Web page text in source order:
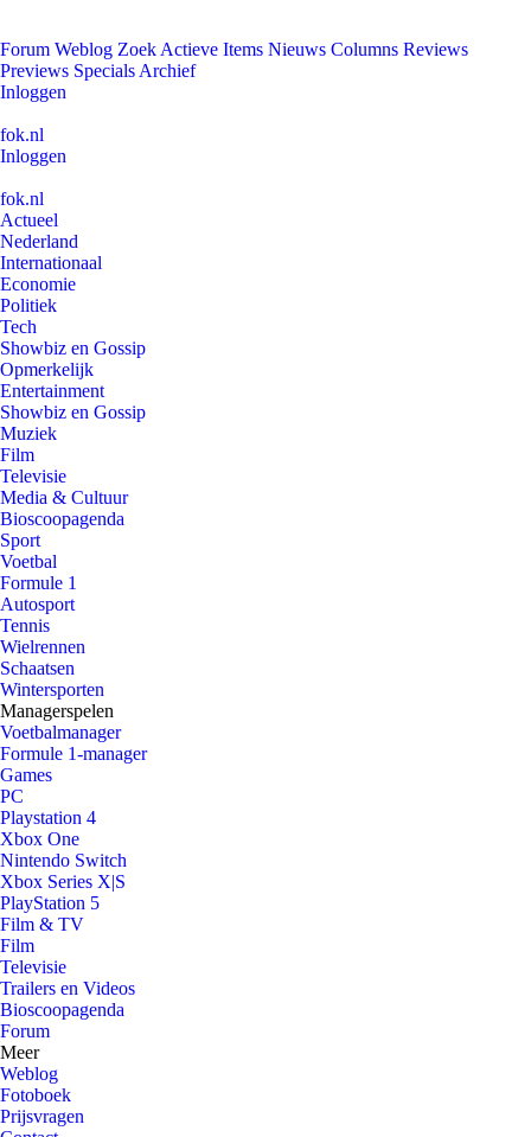
Forum Weblog Zoek Actieve Items Nieuws Columns Reviews
Previews Specials Archief
Inloggen
fok.nl
Inloggen
fok.nl
Actueel
Nederland
Internationaal
Economie
Politiek
Tech
Showbiz en Gossip
Opmerkelijk
Entertainment
Showbiz en Gossip
Muziek
Film
Televisie
Media & Cultuur
Bioscoopagenda
Sport
Voetbal
Formule 1
Autosport
Tennis
Wielrennen
Schaatsen
Wintersporten
Managerspelen
Voetbalmanager
Formule 1-manager
Games
PC
Playstation 4
Xbox One
Nintendo Switch
Xbox Series X|S
PlayStation 5
Film & TV
Film
Televisie
Trailers en Videos
Bioscoopagenda
Forum
Meer
Weblog
Fotoboek
Prijsvragen